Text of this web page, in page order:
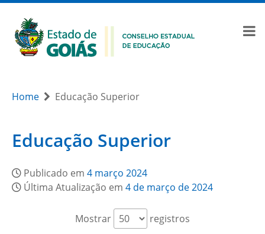
Home Educação Superior
Educação Superior
Publicado em 4 março 2024
Última Atualização em 4 de março de 2024
Mostrar registros